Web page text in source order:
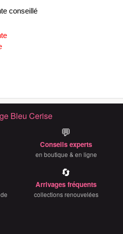
conseillé
Bleu Cerise
💬
Conseils experts
en boutique & en ligne
🔄
Arrivages fréquents
collections renouvelées